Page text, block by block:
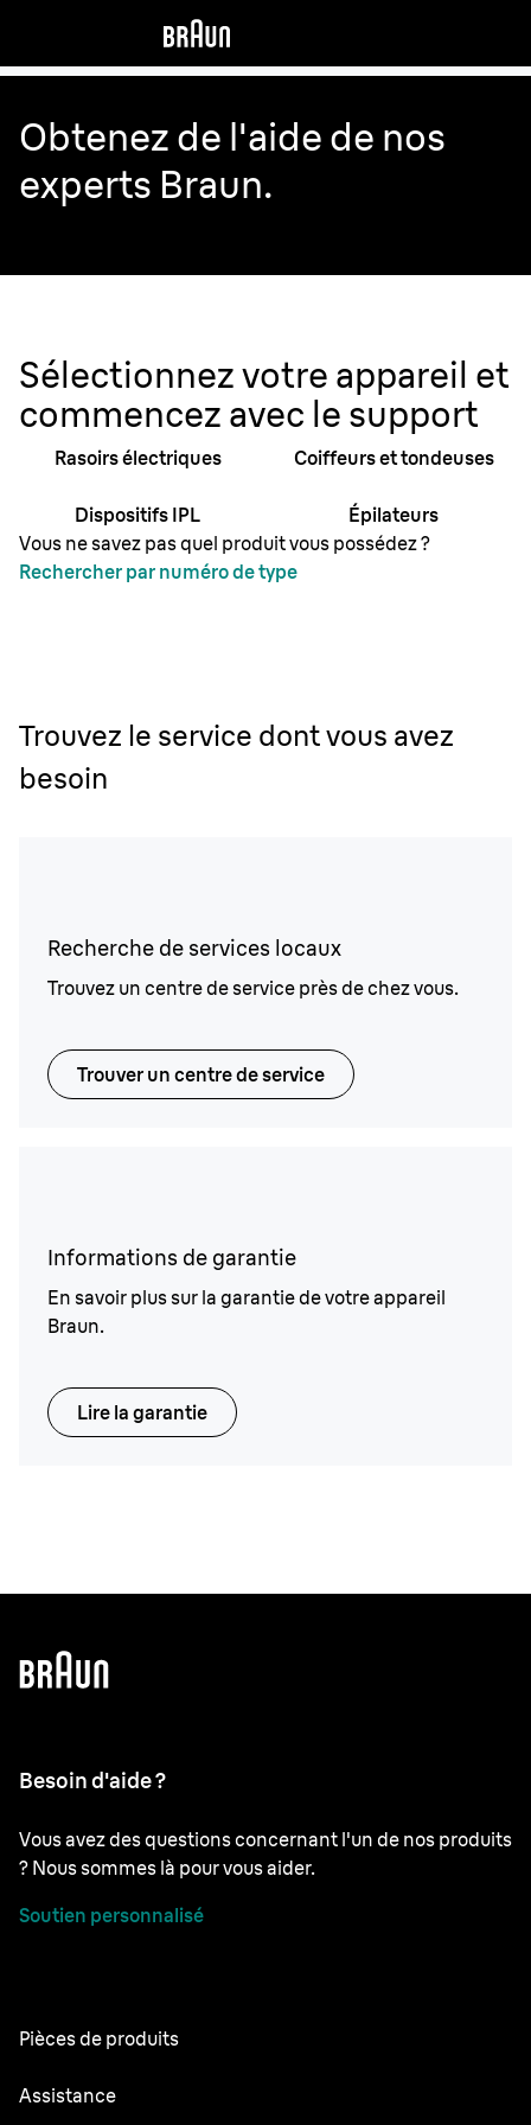
Obtenez de l'aide de nos experts Braun.
Obtenez de l'aide de nos
experts Braun.
Sélectionnez votre appareil et
commencez avec le support
Rasoirs électriques Coiffeurs et tondeuses
Dispositifs IPL
Épilateurs
Vous ne savez pas quel produit vous possédez ?
Rechercher par numéro de type
Trouvez le service dont vous avez
besoin
Recherche de services locaux
Trouvez un centre de service près de chez vous.
Trouver un centre de service
Informations de garantie
En savoir plus sur la garantie de votre appareil
Braun.
Lire la garantie
Besoin d'aide ?
Vous avez des questions concernant l'un de nos produits
? Nous sommes là pour vous aider.
Soutien personnalisé
Pièces de produits
Toutes les parties
Assistance